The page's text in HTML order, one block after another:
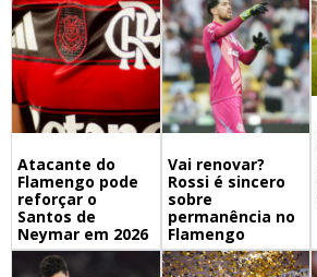
Atacante do
Flamengo pode
reforçar o
Santos de
Neymar em 2026
Vai renovar?
Rossi é sincero
sobre
permanência no
Flamengo